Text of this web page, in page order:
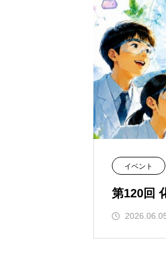
イベント
第120回